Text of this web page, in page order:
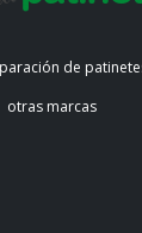
de
otras marcas